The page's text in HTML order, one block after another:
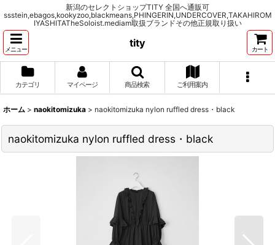
新潟のセレクトショップTITY 全国へ通販可
ssstein,ebagos,kookyzoo,blackmeans,PHINGERIN,UNDERCOVER,TAKAHIROM
IYASHITATheSoloist.mediam取扱ブランドその他正規取り扱い
メニュー
tity
カート
カテゴリ マイページ 商品検索 ご利用案内
ホーム > naokitomizuka > naokitomizuka nylon ruffled dress・black
naokitomizuka nylon ruffled dress・black